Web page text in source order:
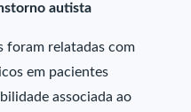
autista
foram relatadas com
em pacientes
associada ao